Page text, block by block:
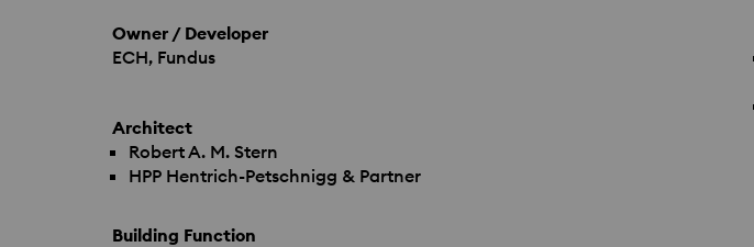
Owner / Developer
ECH, Fundus
Architect
Robert A. M. Stern
HPP Hentrich-Petschnigg & Partner
Building Function